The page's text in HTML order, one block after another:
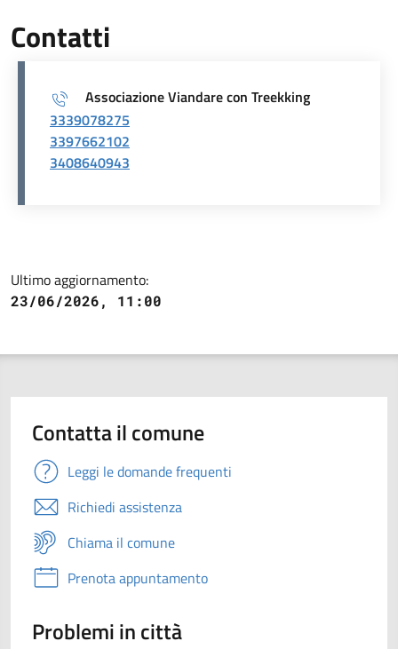
Contatti
Associazione Viandare con Treekking
3339078275
3397662102
3408640943
Ultimo aggiornamento:
23/06/2026, 11:00
Contatta il comune
Leggi le domande frequenti
Richiedi assistenza
Chiama il comune
Prenota appuntamento
Problemi in città